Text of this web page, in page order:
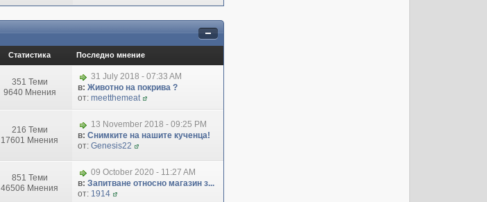
Статистика Последно мнение
351 Теми
9640 Мнения
31 July 2018 - 07:33 AM
в: Животно на покрива ?
от: meetthemeat
216 Теми
17601 Мнения
13 November 2018 - 09:25 PM
в: Снимките на нашите кученца!
от: Genesis22
851 Теми
46506 Мнения
09 October 2020 - 11:27 AM
в: Запитване относно магазин з...
от: 1914